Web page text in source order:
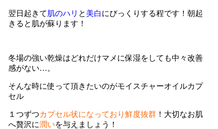
翌日起きて肌のハリ と 美白にびっくりする程です！朝起
きると肌が蘇ります！
冬場の強い乾燥はどれだけマメに保湿をしても中々改善
感がない…。
そんな時に使って頂きたいのがモイスチャーオイルカプ
セル
１つずつカプセル状になっており鮮度抜群！大切なお肌
へ贅沢に潤いを与えましょう！